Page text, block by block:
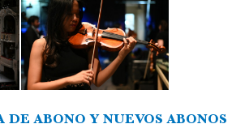
ABONO Y NUEVOS ABONOS